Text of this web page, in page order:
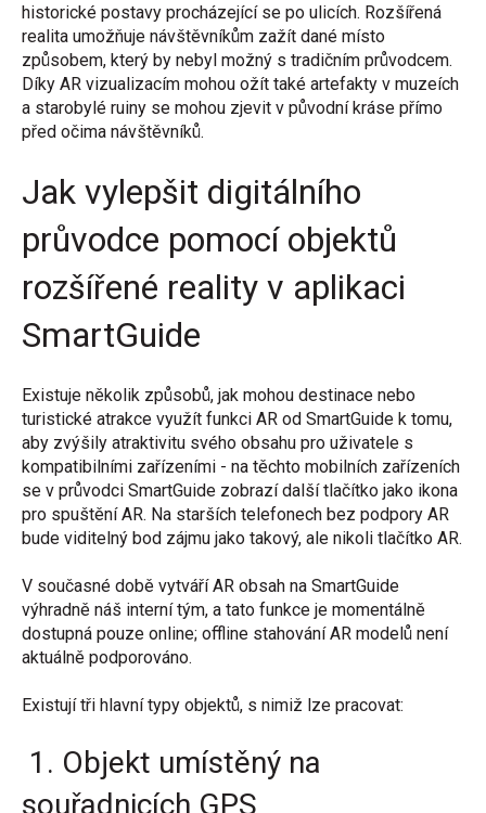
historické postavy procházející se po ulicích. Rozšířená
realita umožňuje návštěvníkům zažít dané místo
způsobem, který by nebyl možný s tradičním průvodcem.
Díky AR vizualizacím mohou ožít také artefakty v muzeích
a starobylé ruiny se mohou zjevit v původní kráse přímo
před očima návštěvníků.
Jak vylepšit digitálního
průvodce pomocí objektů
rozšířené reality v aplikaci
SmartGuide
Existuje několik způsobů, jak mohou destinace nebo
turistické atrakce využít funkci AR od SmartGuide k tomu,
aby zvýšily atraktivitu svého obsahu pro uživatele s
kompatibilními zařízeními - na těchto mobilních zařízeních
se v průvodci SmartGuide zobrazí další tlačítko jako ikona
pro spuštění AR. Na starších telefonech bez podpory AR
bude viditelný bod zájmu jako takový, ale nikoli tlačítko AR.
V současné době vytváří AR obsah na SmartGuide
výhradně náš interní tým, a tato funkce je momentálně
dostupná pouze online; offline stahování AR modelů není
aktuálně podporováno.
Existují tři hlavní typy objektů, s nimiž lze pracovat:
1. Objekt umístěný na
souřadnicích GPS